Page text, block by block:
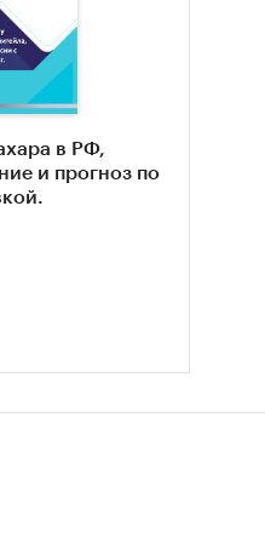
в РФ,
и прогноз по